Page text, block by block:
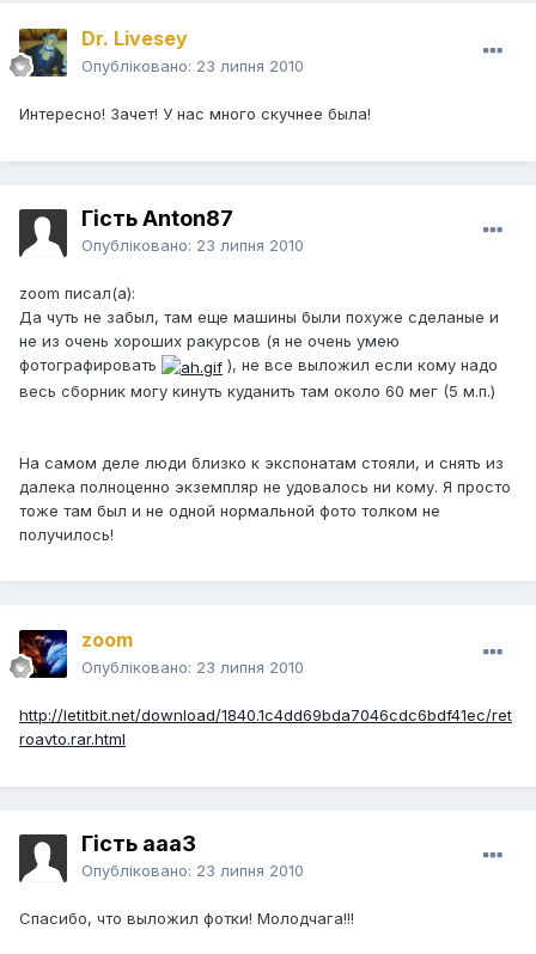
Dr. Livesey
Опубліковано: 23 липня 2010
Интересно! Зачет! У нас много скучнее была!
Гість Anton87
Опубліковано: 23 липня 2010
zoom писал(а):
Да чуть не забыл, там еще машины были похуже сделаные и
не из очень хороших ракурсов (я не очень умею
фотографировать
), не все выложил если кому надо
весь сборник могу кинуть куданить там около 60 мег (5 м.п.)
На самом деле люди близко к экспонатам стояли, и снять из
далека полноценно экземпляр не удовалось ни кому. Я просто
тоже там был и не одной нормальной фото толком не
получилось!
zoom
Опубліковано: 23 липня 2010
http://letitbit.net/download/1840.1c4dd69bda7046cdc6bdf41ec/ret
roavto.rar.html
Гість aaa3
Опубліковано: 23 липня 2010
Спасибо, что выложил фотки! Молодчага!!!